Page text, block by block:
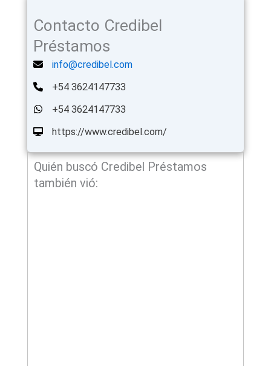
Contacto Credibel
Préstamos
info@credibel.com
+54 3624147733
+54 3624147733
https://www.credibel.com/
Quién buscó Credibel Préstamos
también vió: